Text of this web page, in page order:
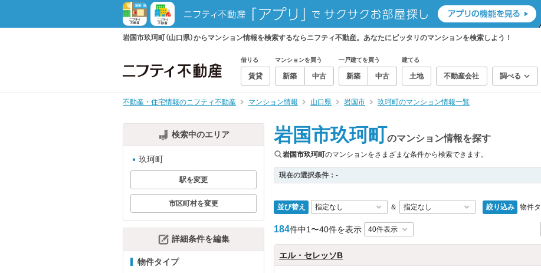
岩国市玖珂町（山口県）からマンション情報を検索するならニフティ不動産。あなたにピッタリのマンションを検索しよう！
借りる
賃貸
マンションを買う
新築 中古
一戸建てを買う
新築 中古
建てる
土地 不動産会社 調べる
不動産・住宅情報のニフティ不動産 マンション情報 山口県 岩国市 玖珂町のマンション情報一覧
検索中のエリア
玖珂町
駅を変更
市区町村を変更
詳細条件を編集
物件タイプ
岩国市玖珂町のマンション情報を探す
岩国市玖珂町のマンションをさまざまな条件から検索できます。
現在の選択条件： -
並び替え ＆ 絞り込み 物件
184件中1〜40件を表示
エル・セレッソB